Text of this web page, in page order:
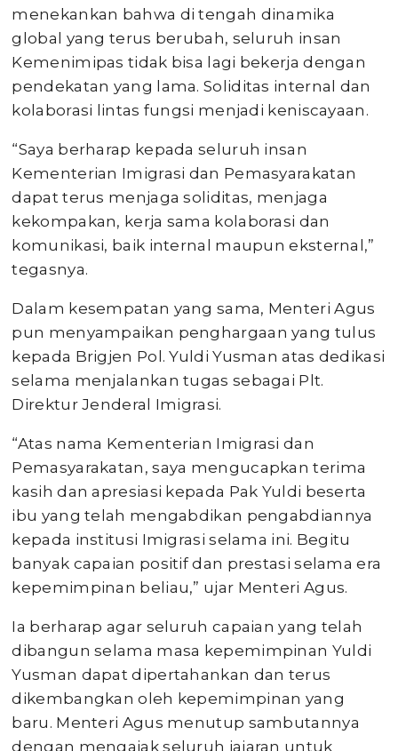
menekankan bahwa di tengah dinamika
global yang terus berubah, seluruh insan
Kemenimipas tidak bisa lagi bekerja dengan
pendekatan yang lama. Soliditas internal dan
kolaborasi lintas fungsi menjadi keniscayaan.
“Saya berharap kepada seluruh insan
Kementerian Imigrasi dan Pemasyarakatan
dapat terus menjaga soliditas, menjaga
kekompakan, kerja sama kolaborasi dan
komunikasi, baik internal maupun eksternal,”
tegasnya.
Dalam kesempatan yang sama, Menteri Agus
pun menyampaikan penghargaan yang tulus
kepada Brigjen Pol. Yuldi Yusman atas dedikasi
selama menjalankan tugas sebagai Plt.
Direktur Jenderal Imigrasi.
“Atas nama Kementerian Imigrasi dan
Pemasyarakatan, saya mengucapkan terima
kasih dan apresiasi kepada Pak Yuldi beserta
ibu yang telah mengabdikan pengabdiannya
kepada institusi Imigrasi selama ini. Begitu
banyak capaian positif dan prestasi selama era
kepemimpinan beliau,” ujar Menteri Agus.
Ia berharap agar seluruh capaian yang telah
dibangun selama masa kepemimpinan Yuldi
Yusman dapat dipertahankan dan terus
dikembangkan oleh kepemimpinan yang
baru. Menteri Agus menutup sambutannya
dengan mengajak seluruh jajaran untuk